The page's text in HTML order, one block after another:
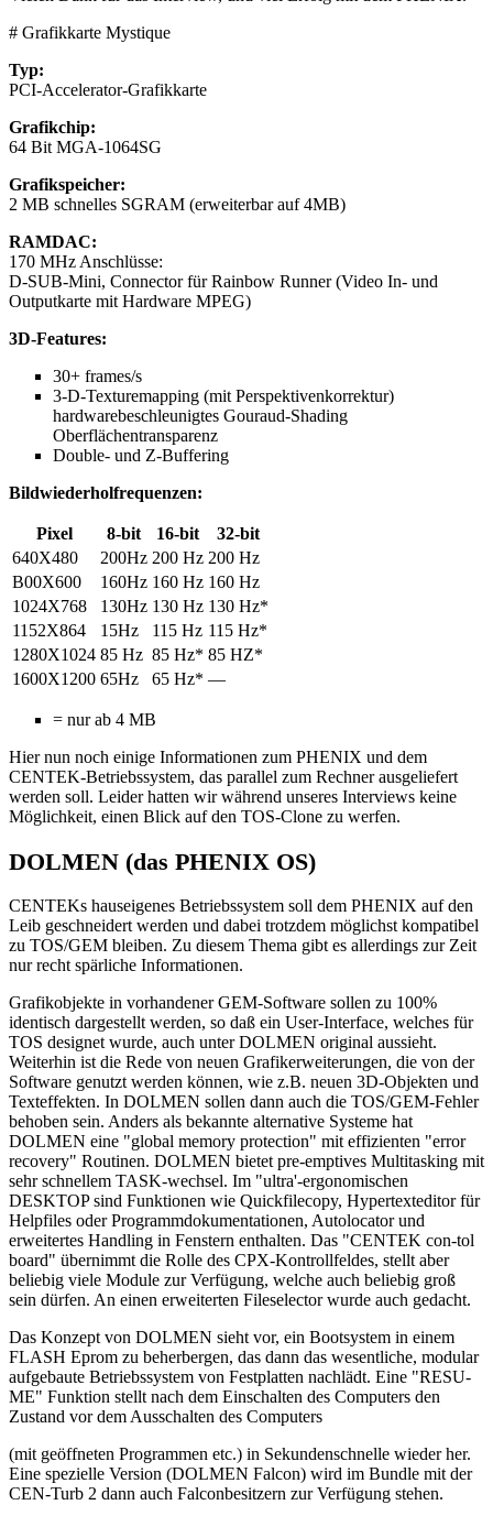
# Grafikkarte Mystique
Typ:
PCI-Accelerator-Grafikkarte
Grafikchip:
64 Bit MGA-1064SG
Grafikspeicher:
2 MB schnelles SGRAM (erweiterbar auf 4MB)
RAMDAC:
170 MHz Anschlüsse:
D-SUB-Mini, Connector für Rainbow Runner (Video In- und
Outputkarte mit Hardware MPEG)
3D-Features:
30+ frames/s
3-D-Texturemapping (mit Perspektivenkorrektur)
hardwarebeschleunigtes Gouraud-Shading
Oberflächentransparenz
Double- und Z-Buffering
Bildwiederholfrequenzen:
Pixel 8-bit 16-bit
32-bit
640X480
200Hz 200 Hz 200 Hz
B00X600
160Hz 160 Hz 160 Hz
1024X768
130Hz 130 Hz 130 Hz*
1152X864
15Hz 115 Hz 115 Hz*
1280X1024 85 Hz 85 Hz* 85 HZ*
1600X1200 65Hz 65 Hz* —
= nur ab 4 MB
Hier nun noch einige Informationen zum PHENIX und dem
CENTEK-Betriebssystem, das parallel zum Rechner ausgeliefert
werden soll. Leider hatten wir während unseres Interviews keine
Möglichkeit, einen Blick auf den TOS-Clone zu werfen.
DOLMEN (das PHENIX OS)
CENTEKs hauseigenes Betriebssystem soll dem PHENIX auf den
Leib geschneidert werden und dabei trotzdem möglichst kompatibel
zu TOS/GEM bleiben. Zu diesem Thema gibt es allerdings zur Zeit
nur recht spärliche Informationen.
Grafikobjekte in vorhandener GEM-Software sollen zu 100%
identisch dargestellt werden, so daß ein User-Interface, welches für
TOS designet wurde, auch unter DOLMEN original aussieht.
Weiterhin ist die Rede von neuen Grafikerweiterungen, die von der
Software genutzt werden können, wie z.B. neuen 3D-Objekten und
Texteffekten. In DOLMEN sollen dann auch die TOS/GEM-Fehler
behoben sein. Anders als bekannte alternative Systeme hat
DOLMEN eine "global memory protection" mit effizienten "error
recovery" Routinen. DOLMEN bietet pre-emptives Multitasking mit
sehr schnellem TASK-wechsel. Im "ultra'-ergonomischen
DESKTOP sind Funktionen wie Quickfilecopy, Hypertexteditor für
Helpfiles oder Programmdokumentationen, Autolocator und
erweitertes Handling in Fenstern enthalten. Das "CENTEK con-tol
board" übernimmt die Rolle des CPX-Kontrollfeldes, stellt aber
beliebig viele Module zur Verfügung, welche auch beliebig groß
sein dürfen. An einen erweiterten Fileselector wurde auch gedacht.
Das Konzept von DOLMEN sieht vor, ein Bootsystem in einem
FLASH Eprom zu beherbergen, das dann das wesentliche, modular
aufgebaute Betriebssystem von Festplatten nachlädt. Eine "RESU-
ME" Funktion stellt nach dem Einschalten des Computers den
Zustand vor dem Ausschalten des Computers
(mit geöffneten Programmen etc.) in Sekundenschnelle wieder her.
Eine spezielle Version (DOLMEN Falcon) wird im Bundle mit der
CEN-Turb 2 dann auch Falconbesitzern zur Verfügung stehen.